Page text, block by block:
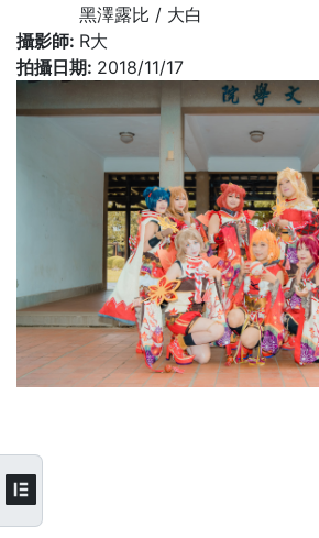
黑澤露比 / 大白
攝影師: R大
拍攝日期: 2018/11/17